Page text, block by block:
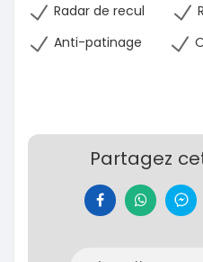
Radar de recul
Anti-patinage
Partagez